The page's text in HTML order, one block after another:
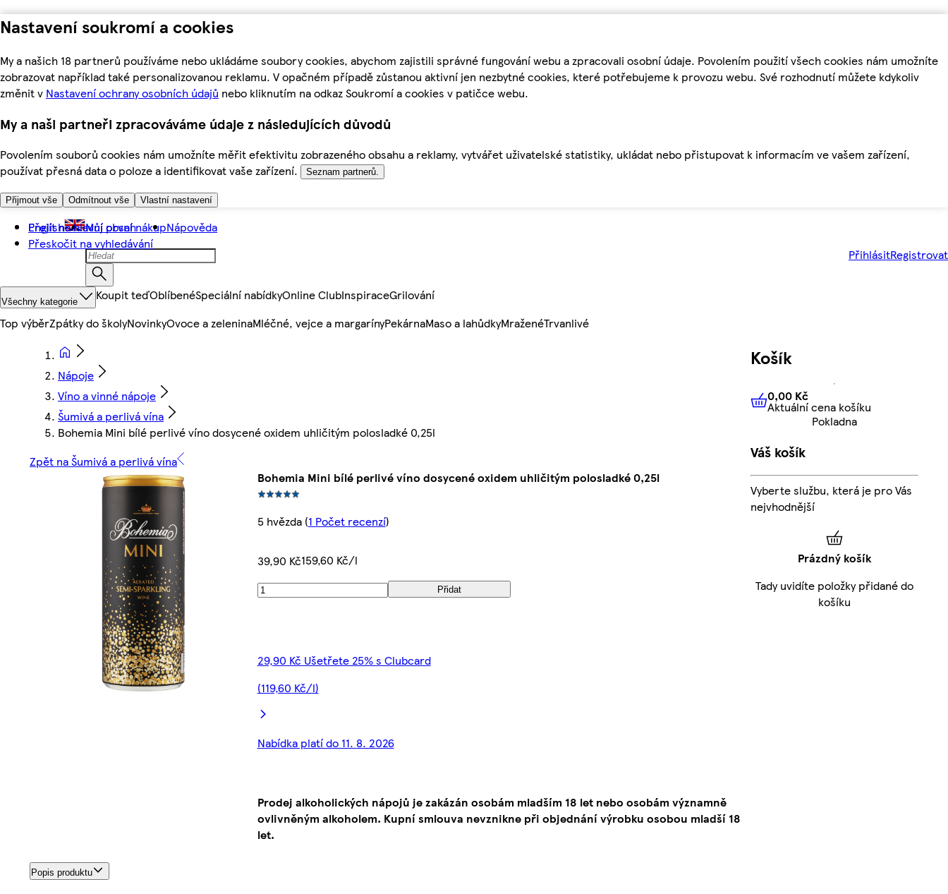
Nastavení soukromí a cookies
My a našich 18 partnerů používáme nebo ukládáme soubory cookies, abychom zajistili správné fungování webu a zpracovali osobní údaje. Povolením použití všech cookies nám umožníte
zobrazovat například také personalizovanou reklamu. V opačném případě zůstanou aktivní jen nezbytné cookies, které potřebujeme k provozu webu. Své rozhodnutí můžete kdykoliv
změnit v Nastavení ochrany osobních údajů nebo kliknutím na odkaz Soukromí a cookies v patičce webu.
My a naši partneři zpracováváme údaje z následujících důvodů
Povolením souborů cookies nám umožníte měřit efektivitu zobrazeného obsahu a reklamy, vytvářet uživatelské statistiky, ukládat nebo přistupovat k informacím ve vašem zařízení,
používat přesná data o poloze a identifikovat vaše zařízení.
Seznam partnerů.
Přijmout vše Odmítnout vše Vlastní nastavení
Přejít na hlavní obsah
Přeskočit na vyhledávání
English Můj první nákupNápověda
PřihlásitRegistrovat
Všechny kategorie Koupit teďOblíbenéSpeciální nabídkyOnline ClubInspiraceGrilování
Top výběrZpátky do školyNovinkyOvoce a zeleninaMléčné, vejce a margarínyPekárnaMaso a lahůdkyMraženéTrvanlivé
Nápoje
Víno a vinné nápoje
Šumivá a perlivá vína
Bohemia Mini bílé perlivé víno dosycené oxidem uhličitým polosladké 0,25l
Zpět na Šumivá a perlivá vína
Bohemia Mini bílé perlivé víno dosycené oxidem uhličitým polosladké 0,25l
5 hvězda(1 Počet recenzí)
39,90 Kč159,60 Kč/l
Přidat
29,90 Kč Ušetřete 25% s Clubcard
(119,60 Kč/l)
Nabídka platí do 11. 8. 2026
Prodej alkoholických nápojů je zakázán osobám mladším 18 let nebo osobám významně
ovlivněným alkoholem. Kupní smlouva nevznikne při objednání výrobku osobou mladší 18
let.
Popis produktu
Košík
0,00 KčAktuální cena košíku
0,00 Kč
Aktuální cena košíku
Pokladna
Váš košík
Vyberte službu, která je pro Vás
nejvhodnější
Prázdný košík
Tady uvidíte položky přidané do
košíku